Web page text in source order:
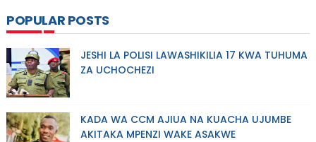
POPULAR POSTS
JESHI LA POLISI LAWASHIKILIA 17 KWA TUHUMA
ZA UCHOCHEZI
KADA WA CCM AJIUA NA KUACHA UJUMBE
AKITAKA MPENZI WAKE ASAKWE